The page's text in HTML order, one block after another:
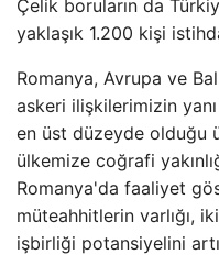
Çelik boruların da
yaklaşık 1.200 kişi
Romanya, Avrupa ve
askeri ilişkilerimizin yanı
en üst düzeyde olduğu
ülkemize coğrafi
Romanya'da faaliyet
müteahhitlerin varlığı,
işbirliği potansiyelini